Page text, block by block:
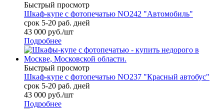
Быстрый просмотр
Шкаф-купе с фотопечатью NO242 "Автомобиль"
срок 5-20 раб. дней
43 000 руб./шт
Подробнее
Быстрый просмотр
Шкаф-купе с фотопечатью NO237 "Красный автобус"
срок 5-20 раб. дней
43 000 руб./шт
Подробнее